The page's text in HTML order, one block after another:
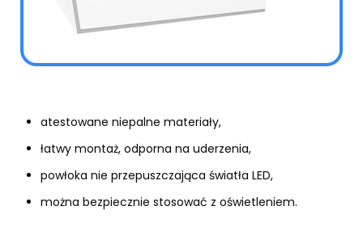
atestowane niepalne materiały,
łatwy montaż, odporna na uderzenia,
powłoka nie przepuszczająca światła LED,
można bezpiecznie stosować z oświetleniem.